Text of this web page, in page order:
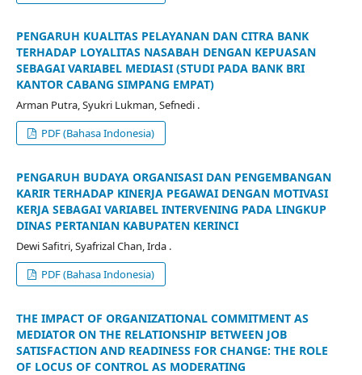
PENGARUH KUALITAS PELAYANAN DAN CITRA BANK
TERHADAP LOYALITAS NASABAH DENGAN KEPUASAN
SEBAGAI VARIABEL MEDIASI (STUDI PADA BANK BRI
KANTOR CABANG SIMPANG EMPAT)
Arman Putra, Syukri Lukman, Sefnedi .
PDF (Bahasa Indonesia)
PENGARUH BUDAYA ORGANISASI DAN PENGEMBANGAN
KARIR TERHADAP KINERJA PEGAWAI DENGAN MOTIVASI
KERJA SEBAGAI VARIABEL INTERVENING PADA LINGKUP
DINAS PERTANIAN KABUPATEN KERINCI
Dewi Safitri, Syafrizal Chan, Irda .
PDF (Bahasa Indonesia)
THE IMPACT OF ORGANIZATIONAL COMMITMENT AS
MEDIATOR ON THE RELATIONSHIP BETWEEN JOB
SATISFACTION AND READINESS FOR CHANGE: THE ROLE
OF LOCUS OF CONTROL AS MODERATING